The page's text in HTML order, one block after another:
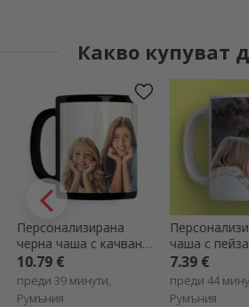
Какво купуват
Персонализирана
чаша с пейзажна
снимка
7.39 €
преди 44 минути,
Румъния
памучна
ФК Рапид с
1923 причини
обичаш Рапид
13.79 €
преди 1 час,